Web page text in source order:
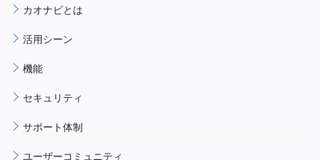
カオナビとは
活用シーン
機能
セキュリティ
サポート体制
ユーザーコミュニティ